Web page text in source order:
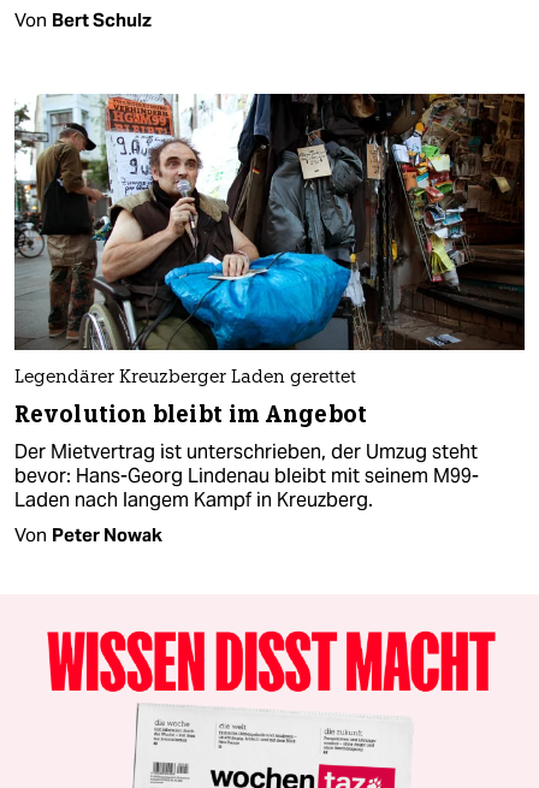
Von Bert Schulz
Legendärer Kreuzberger Laden gerettet
Revolution bleibt im Angebot
Der Mietvertrag ist unterschrieben, der Umzug steht
bevor: Hans-Georg Lindenau bleibt mit seinem M99-
Laden nach langem Kampf in Kreuzberg.
Von Peter Nowak